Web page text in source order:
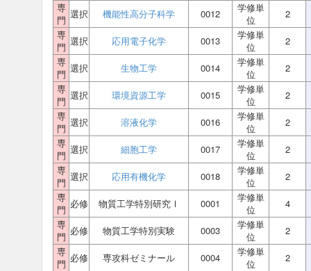
専
門 選択 機能性高分子科学 0012
学修単
位
2
専
門 選択 応用電子化学 0013
学修単
位
2
専
門 選択 生物工学 0014
学修単
位
2
専
門 選択 環境資源工学 0015
学修単
位
2
専
門 選択 溶液化学 0016
学修単
位
2
専
門 選択 細胞工学 0017
学修単
位
2
専
門 選択 応用有機化学 0018
学修単
位
2
専
門 必修 物質工学特別研究Ⅰ 0001
学修単
位
4
専
門 必修 物質工学特別実験 0003
学修単
位
2
専
門 必修 専攻科ゼミナール 0004
学修単
位
2